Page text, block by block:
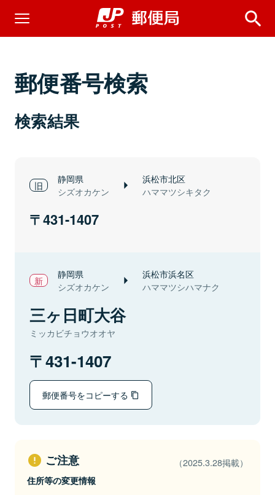
郵便番号検索
検索結果
静岡県
シズオカケン
浜松市北区
ハママツシキタク
431-1407
静岡県
シズオカケン
浜松市浜名区
ハママツシハマナク
三ヶ日町大谷
ミッカビチョウオオヤ
431-1407
郵便番号をコピーする
ご注意 （2025.3.28掲載）
住所等の変更情報